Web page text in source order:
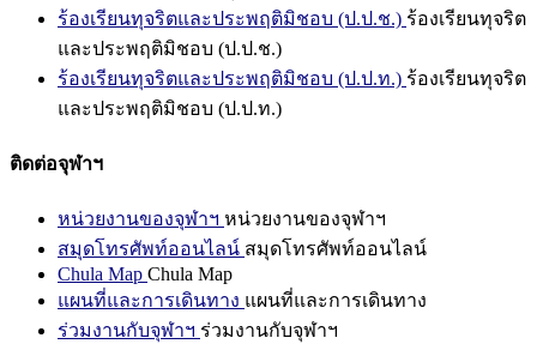
ร้องเรียนทุจริตและประพฤติมิชอบ (ป.ป.ช.) ร้องเรียนทุจริต
และประพฤติมิชอบ (ป.ป.ช.)
ร้องเรียนทุจริตและประพฤติมิชอบ (ป.ป.ท.) ร้องเรียนทุจริต
และประพฤติมิชอบ (ป.ป.ท.)
ติดต่อจุฬาฯ
หน่วยงานของจุฬาฯ หน่วยงานของจุฬาฯ
สมุดโทรศัพท์ออนไลน์ สมุดโทรศัพท์ออนไลน์
Chula Map Chula Map
แผนที่และการเดินทาง แผนที่และการเดินทาง
ร่วมงานกับจุฬาฯ ร่วมงานกับจุฬาฯ